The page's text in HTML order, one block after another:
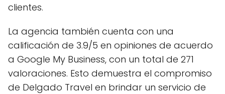
clientes.
La agencia también cuenta con una
calificación de 3.9/5 en opiniones de acuerdo
a Google My Business, con un total de 271
valoraciones. Esto demuestra el compromiso
de Delgado Travel en brindar un servicio de